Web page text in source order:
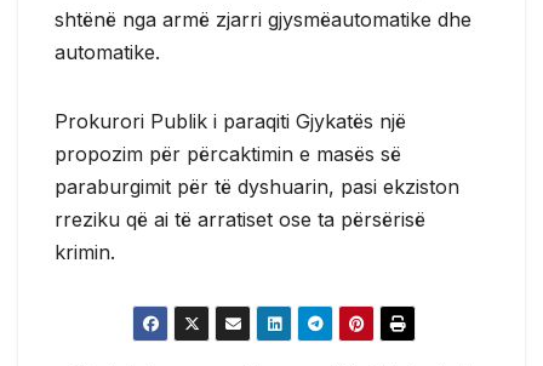
shtënë nga armë zjarri gjysmëautomatike dhe
automatike.
Prokurori Publik i paraqiti Gjykatës një
propozim për përcaktimin e masës së
paraburgimit për të dyshuarin, pasi ekziston
rreziku që ai të arratiset ose ta përsërisë
krimin.